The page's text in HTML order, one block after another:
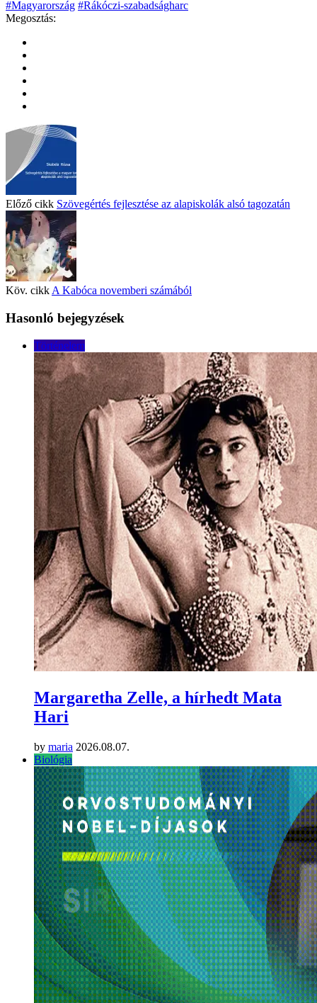
#Magyarország #Rákóczi-szabadságharc
Megosztás:
Előző cikk Szövegértés fejlesztése az alapiskolák alsó tagozatán
Köv. cikk A Kabóca novemberi számából
Hasonló bejegyzések
Történelem
Margaretha Zelle, a hírhedt Mata
Hari
by maria 2026.08.07.
Biológia